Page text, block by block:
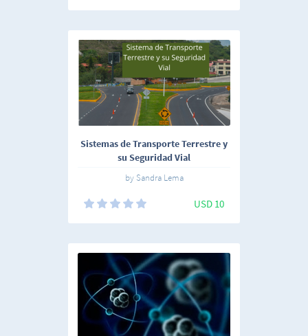
Sistemas de Transporte Terrestre y
su Seguridad Vial
by Sandra Lema
USD 10